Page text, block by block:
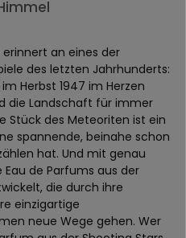
erinnert an eines der
des letzten Jahrhunderts:
Herbst 1947 im Herzen
die Landschaft für immer
Stück des Meteoriten ist ein
spannende, beinahe schon
hat. Und mit genau
de Parfums aus der
die durch ihre
einzigartige
neue Wege gehen. Wer